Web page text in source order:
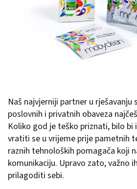
Naš najvjerniji partner u rješavanju
poslovnih i privatnih obaveza
Koliko god je teško priznati, bilo bi
vratiti se u vrijeme prije pametnih
raznih tehnoloških pomagača koji
komunikaciju. Upravo zato, važno
prilagoditi sebi.